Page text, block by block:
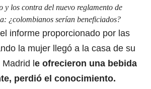
y los contra del nuevo reglamento de
¿colombianos serían beneficiados?
informe proporcionado por las
la mujer llegó a la casa de su
le ofrecieron una bebida
perdió el conocimiento.